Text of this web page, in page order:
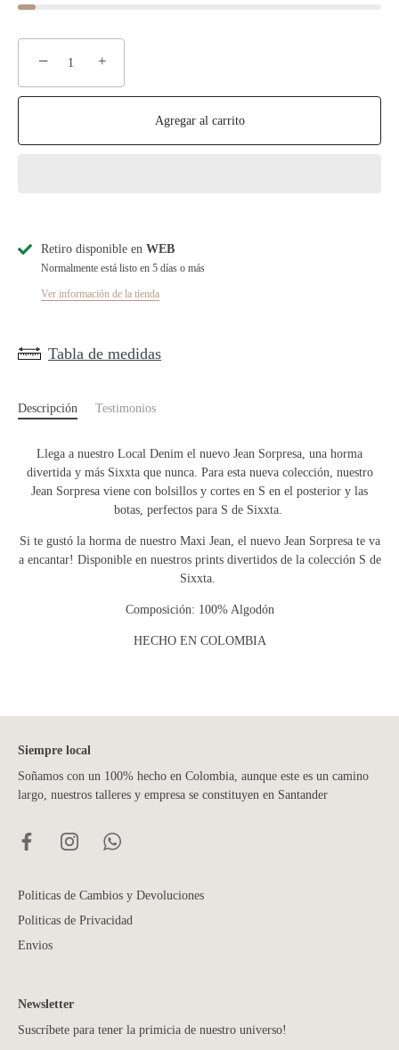
− +
Agregar al carrito
Retiro disponible en WEB
Normalmente está listo en 5 días o más
Ver información de la tienda
Tabla de medidas
Descripción Testimonios
Llega a nuestro Local Denim el nuevo Jean Sorpresa, una horma
divertida y más Sixxta que nunca. Para esta nueva colección, nuestro
Jean Sorpresa viene con bolsillos y cortes en S en el posterior y las
botas, perfectos para S de Sixxta.
Si te gustó la horma de nuestro Maxi Jean, el nuevo Jean Sorpresa te va
a encantar! Disponible en nuestros prints divertidos de la colección S de
Sixxta.
Composición: 100% Algodón
HECHO EN COLOMBIA
Siempre local
Soñamos con un 100% hecho en Colombia, aunque este es un camino
largo, nuestros talleres y empresa se constituyen en Santander
Politicas de Cambios y Devoluciones
Politicas de Privacidad
Envios
Newsletter
Suscríbete para tener la primicia de nuestro universo!